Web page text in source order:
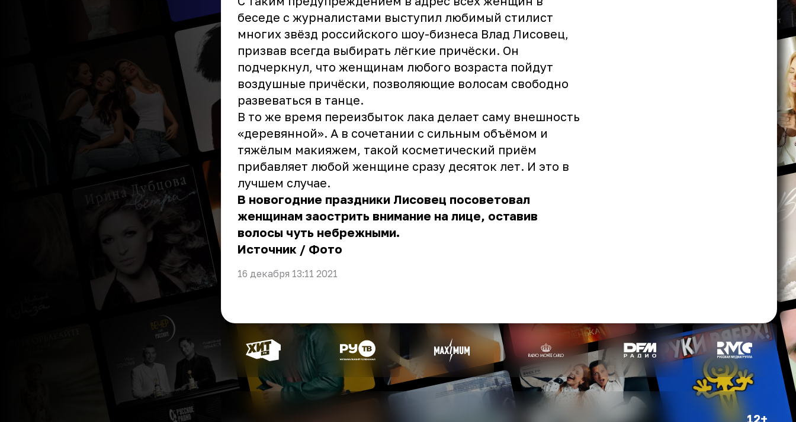
беседе с журналистами выступил любимый стилист
многих звёзд российского шоу-бизнеса Влад Лисовец,
призвав всегда выбирать лёгкие причёски. Он
подчеркнул, что женщинам любого возраста пойдут
воздушные причёски, позволяющие волосам свободно
развеваться в танце.
В то же время переизбыток лака делает саму внешность
«деревянной». А в сочетании с сильным объёмом и
тяжёлым макияжем, такой косметический приём
прибавляет любой женщине сразу десяток лет. И это в
лучшем случае.
В новогодние праздники Лисовец посоветовал
женщинам заострить внимание на лице, оставив
волосы чуть небрежными.
Источник / Фото
16 декабря 13:11 2021
12+